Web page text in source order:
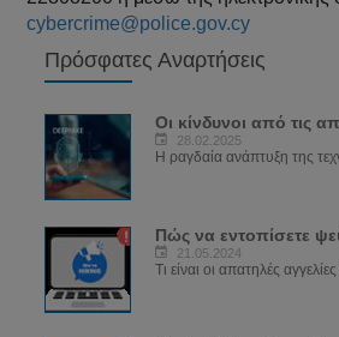
cybercrime@police.gov.cy
Πρόσφατες Αναρτήσεις
Οι κίνδυνοι από τις
28.02.2025
Η ραγδαία ανάπτυξη της
Πώς να εντοπίσετε
21.05.2024
Τι είναι οι απατηλές